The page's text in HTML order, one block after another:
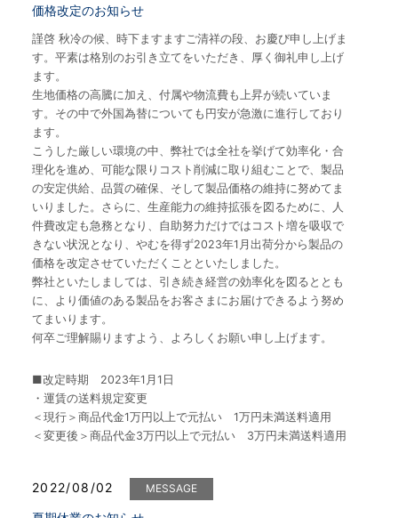
価格改定のお知らせ
謹啓 秋冷の候、時下ますますご清祥の段、お慶び申し上げま
す。平素は格別のお引き立てをいただき、厚く御礼申し上げ
ます。
生地価格の高騰に加え、付属や物流費も上昇が続いていま
す。その中で外国為替についても円安が急激に進行しており
ます。
こうした厳しい環境の中、弊社では全社を挙げて効率化・合
理化を進め、可能な限りコスト削減に取り組むことで、製品
の安定供給、品質の確保、そして製品価格の維持に努めてま
いりました。さらに、生産能力の維持拡張を図るために、人
件費改定も急務となり、自助努力だけではコスト増を吸収で
きない状況となり、やむを得ず2023年1月出荷分から製品の
価格を改定させていただくことといたしました。
弊社といたしましては、引き続き経営の効率化を図るととも
に、より価値のある製品をお客さまにお届けできるよう努め
てまいります。
何卒ご理解賜りますよう、よろしくお願い申し上げます。
■改定時期 2023年1月1日
・運賃の送料規定変更
＜現行＞商品代金1万円以上で元払い 1万円未満送料適用
＜変更後＞商品代金3万円以上で元払い 3万円未満送料適用
2022/08/02 MESSAGE